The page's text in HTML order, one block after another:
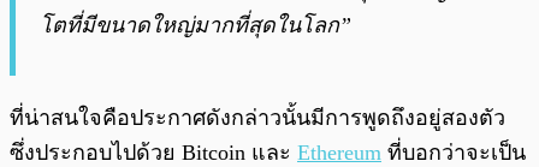
โตที่มีขนาดใหญ่มากที่สุดในโลก”
ที่น่าสนใจคือประกาศดังกล่าวนั้นมีการพูดถึงอยู่สองตัว
ซึ่งประกอบไปด้วย Bitcoin และ Ethereum ที่บอกว่าจะเป็น